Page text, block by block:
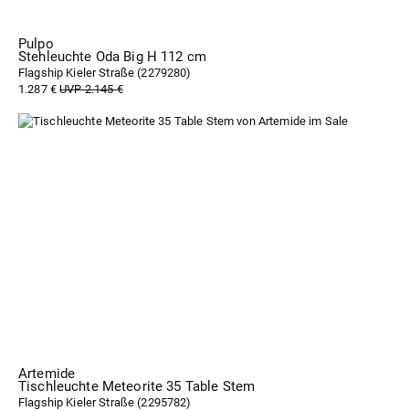
Pulpo
Stehleuchte Oda Big H 112 cm
Flagship Kieler Straße (2279280)
1.287 €UVP 2.145 €
Artemide
Tischleuchte Meteorite 35 Table Stem
Flagship Kieler Straße (2295782)